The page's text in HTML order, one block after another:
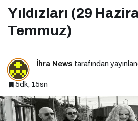
Yıldızları (29
Temmuz)
İhra News tarafından
5dk, 15sn